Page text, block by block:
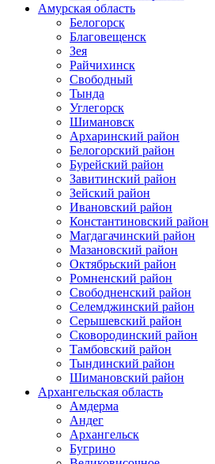
Амурская область
Белогорск
Благовещенск
Зея
Райчихинск
Свободный
Тында
Углегорск
Шимановск
Архаринский район
Белогорский район
Бурейский район
Завитинский район
Зейский район
Ивановский район
Константиновский район
Магдагачинский район
Мазановский район
Октябрьский район
Ромненский район
Свободненский район
Селемджинский район
Серышевский район
Сковородинский район
Тамбовский район
Тындинский район
Шимановский район
Архангельская область
Амдерма
Андег
Архангельск
Бугрино